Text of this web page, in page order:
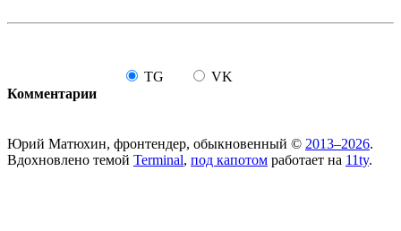
Комментарии
TG VK
Юрий Матюхин, фронтендер, обыкновенный © 2013–2026.
Вдохновлено темой Terminal, под капотом работает на 11ty.